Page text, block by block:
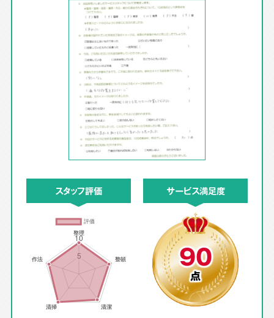
スタッフ評価 サービス満足度
90
点